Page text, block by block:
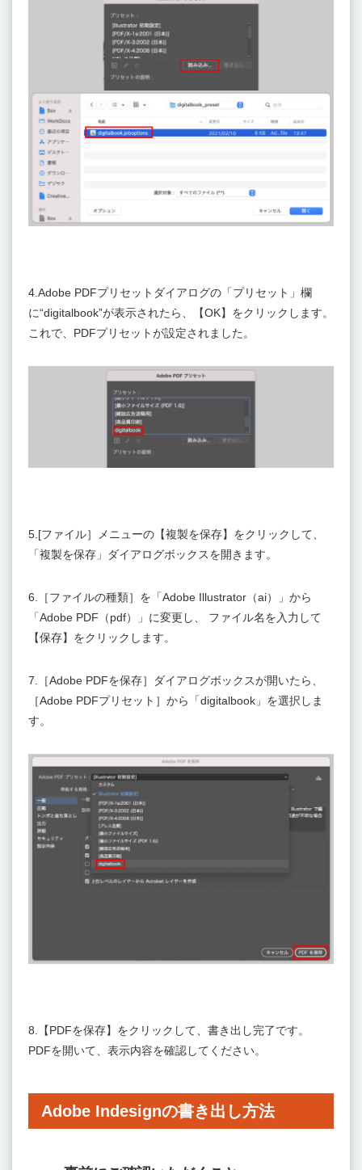
4.Adobe PDFプリセットダイアログの「プリセット」欄
に“digitalbook”が表示されたら、【OK】をクリックします。
これで、PDFプリセットが設定されました。
5.[ファイル］メニューの【複製を保存】をクリックして、
「複製を保存」ダイアログボックスを開きます。
6.［ファイルの種類］を「Adobe Illustrator（ai）」から
「Adobe PDF（pdf）」に変更し、 ファイル名を入力して
【保存】をクリックします。
7.［Adobe PDFを保存］ダイアログボックスが開いたら、
［Adobe PDFプリセット］から「digitalbook」を選択しま
す。
8.【PDFを保存】をクリックして、書き出し完了です。
PDFを開いて、表示内容を確認してください。
Adobe Indesignの書き出し方法